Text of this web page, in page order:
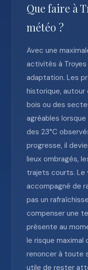
Que faire à
météo ?
Avec une
activités à
adaptation. Les
historique, autour
bois ou des
agréables
des 23°C
progresse, il
lieux ombragés,
trajets courts. Le
accompagné de
pas un
compenser une
présente au
le risque maximal
renoncer à toute
utile de rester